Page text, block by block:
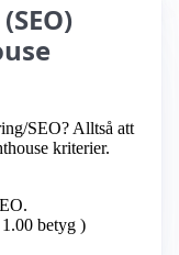
SEO? Alltså att
kriterier.
betyg )